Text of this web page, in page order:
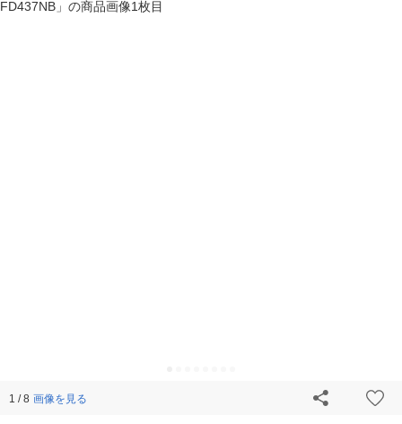
1 / 8 画像を見る